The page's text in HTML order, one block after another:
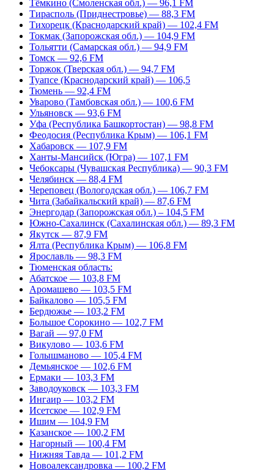
Тёмкино (Смоленская обл.) — 96,1 FM
Тирасполь (Приднестровье) — 88,3 FM
Тихорецк (Краснодарский край) — 102,4 FM
Токмак (Запорожская обл.) — 104,9 FM
Тольятти (Самарская обл.) — 94,9 FM
Томск — 92,6 FM
Торжок (Тверская обл.) — 94,7 FM
Туапсе (Краснодарский край) — 106,5
Тюмень — 92,4 FM
Уварово (Тамбовская обл.) — 100,6 FM
Ульяновск — 93,6 FM
Уфа (Республика Башкортостан) — 98,8 FM
Феодосия (Республика Крым) — 106,1 FM
Хабаровск — 107,9 FM
Ханты-Мансийск (Югра) — 107,1 FM
Чебоксары (Чувашская Республика) — 90,3 FM
Челябинск — 88,4 FM
Череповец (Вологодская обл.) — 106,7 FM
Чита (Забайкальский край) — 87,6 FM
Энергодар (Запорожская обл.) – 104,5 FM
Южно-Сахалинск (Сахалинская обл.) — 89,3 FM
Якутск — 87,9 FM
Ялта (Республика Крым) — 106,8 FM
Ярославль — 98,3 FM
Тюменская область:
Абатское — 103,8 FM
Аромашево — 103,5 FM
Байкалово — 105,5 FM
Бердюжье — 103,2 FM
Большое Сорокино — 102,7 FM
Вагай — 97,0 FM
Викулово — 103,6 FM
Голышманово — 105,4 FM
Демьянское — 102,6 FM
Ермаки — 103,3 FM
Заводоуковск — 103,3 FM
Ингаир — 103,2 FM
Исетское — 102,9 FM
Ишим — 104,9 FM
Казанское — 100,2 FM
Нагорный — 100,4 FM
Нижняя Тавда — 101,2 FM
Новоалександровка — 100,2 FM